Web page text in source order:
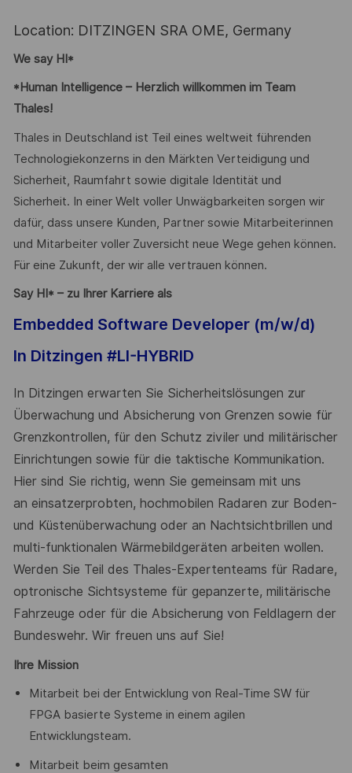
Location: DITZINGEN SRA OME, Germany
We say HI*
*Human Intelligence – Herzlich willkommen im Team
Thales!
Thales in Deutschland ist Teil eines weltweit führenden
Technologiekonzerns in den Märkten Verteidigung und
Sicherheit, Raumfahrt sowie digitale Identität und
Sicherheit. In einer Welt voller Unwägbarkeiten sorgen wir
dafür, dass unsere Kunden, Partner sowie Mitarbeiterinnen
und Mitarbeiter voller Zuversicht neue Wege gehen können.
Für eine Zukunft, der wir alle vertrauen können.
Say HI* – zu Ihrer Karriere als
Embedded Software Developer (m/w/d)
In Ditzingen #LI-HYBRID
In Ditzingen erwarten Sie Sicherheitslösungen zur
Überwachung und Absicherung von Grenzen sowie für
Grenzkontrollen, für den Schutz ziviler und militärischer
Einrichtungen sowie für die taktische Kommunikation.
Hier sind Sie richtig, wenn Sie gemeinsam mit uns
an einsatzerprobten, hochmobilen Radaren zur Boden-
und Küstenüberwachung oder an Nachtsichtbrillen und
multi-funktionalen Wärmebildgeräten arbeiten wollen.
Werden Sie Teil des Thales-Expertenteams für Radare,
optronische Sichtsysteme für gepanzerte, militärische
Fahrzeuge oder für die Absicherung von Feldlagern der
Bundeswehr. Wir freuen uns auf Sie!
Ihre Mission
Mitarbeit bei der Entwicklung von Real-Time SW für
FPGA basierte Systeme in einem agilen
Entwicklungsteam.
Mitarbeit beim gesamten